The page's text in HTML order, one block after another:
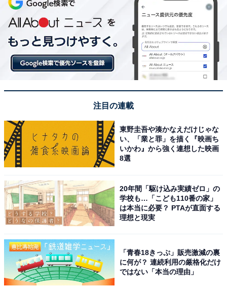
Amazonで見る
ロジクール「MXTB2d」
【Amazon.co.jp限定】 ロジクール 静音 ワイヤレス トラ
ックボール マウス MX ERGO S MXTB2d 無線 グラファイ
ロジクール「MX2300GR」
注目の連載
東野圭吾や湊かなえだけじゃな
い、「業と罪」を描く『映画ち
いかわ』から強く連想した映画
8選
20年間「駆け込み実績ゼロ」の
学校も…「こども110番の家」
は本当に必要？ PTAが直面する
理想と現実
「青春18きっぷ」販売激減の裏
に何が？ 連続利用の厳格化だけ
ではない「本当の理由」